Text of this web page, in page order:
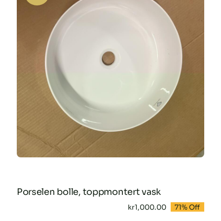
Porselen bolle, toppmontert vask
Opprinnelig
kr1,000.00Nåværende
71% Off